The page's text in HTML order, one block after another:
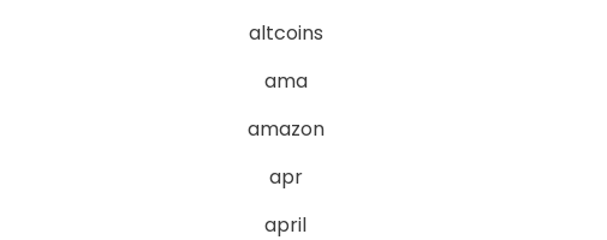
altcoins
ama
amazon
apr
april